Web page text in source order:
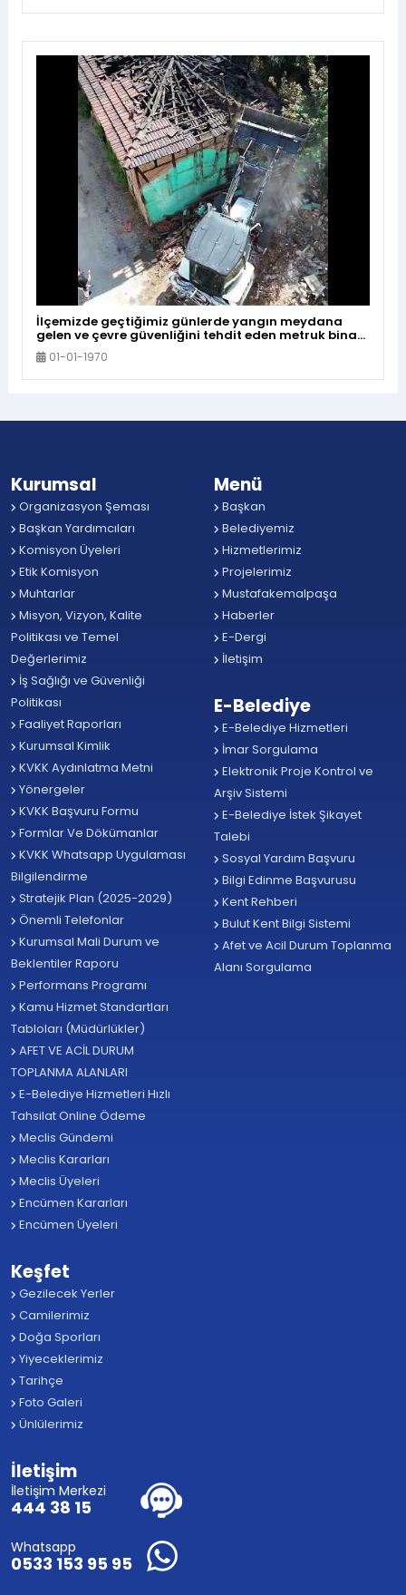
İlçemizde geçtiğimiz günlerde yangın meydana
gelen ve çevre güvenliğini tehdit eden metruk bina
yıkıldı
01-01-1970
Kurumsal
Organizasyon Şeması
Başkan Yardımcıları
Komisyon Üyeleri
Etik Komisyon
Muhtarlar
Misyon, Vizyon, Kalite
Politikası ve Temel
Değerlerimiz
İş Sağlığı ve Güvenliği
Politikası
Faaliyet Raporları
Kurumsal Kimlik
KVKK Aydınlatma Metni
Yönergeler
KVKK Başvuru Formu
Formlar Ve Dökümanlar
KVKK Whatsapp Uygulaması
Bilgilendirme
Stratejik Plan (2025-2029)
Önemli Telefonlar
Kurumsal Mali Durum ve
Beklentiler Raporu
Performans Programı
Kamu Hizmet Standartları
Tabloları (Müdürlükler)
AFET VE ACİL DURUM
TOPLANMA ALANLARI
E-Belediye Hizmetleri Hızlı
Tahsilat Online Ödeme
Meclis Gündemi
Meclis Kararları
Meclis Üyeleri
Encümen Kararları
Encümen Üyeleri
Menü
Başkan
Belediyemiz
Hizmetlerimiz
Projelerimiz
Mustafakemalpaşa
Haberler
E-Dergi
İletişim
E-Belediye
E-Belediye Hizmetleri
İmar Sorgulama
Elektronik Proje Kontrol ve
Arşiv Sistemi
E-Belediye İstek Şikayet
Talebi
Sosyal Yardım Başvuru
Bilgi Edinme Başvurusu
Kent Rehberi
Bulut Kent Bilgi Sistemi
Afet ve Acil Durum Toplanma
Alanı Sorgulama
Keşfet
Gezilecek Yerler
Camilerimiz
Doğa Sporları
Yiyeceklerimiz
Tarihçe
Foto Galeri
Ünlülerimiz
İletişim
İletişim Merkezi
444 38 15
Whatsapp
0533 153 95 95